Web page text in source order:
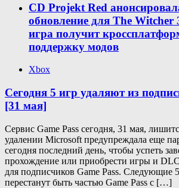
CD Projekt Red
обновление для The
игра получит
поддержку модов
Xbox
Сегодня 5 игр удаляют из
[31 мая]
Сервис Game Pass сегодня, 31 мая,
удалении Microsoft предупреждала еще
сегодня последний день, чтобы успеть
прохождение или приобрести игры и
для подписчиков Game Pass. Следующие
перестанут быть частью Game Pass с […]